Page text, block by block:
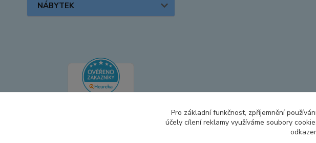
NÁBYTEK
Pro základní funkčnost, zpříjemnění
účely cílení reklamy využíváme soubory